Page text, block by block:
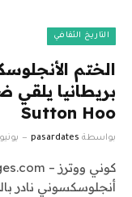
التاريخ الثقافي
الختم
بريطانيا يلقي
Sutton Hoo
بواسطة pasardates يونيو 29, 2026
أنجلوسكسوني نادر